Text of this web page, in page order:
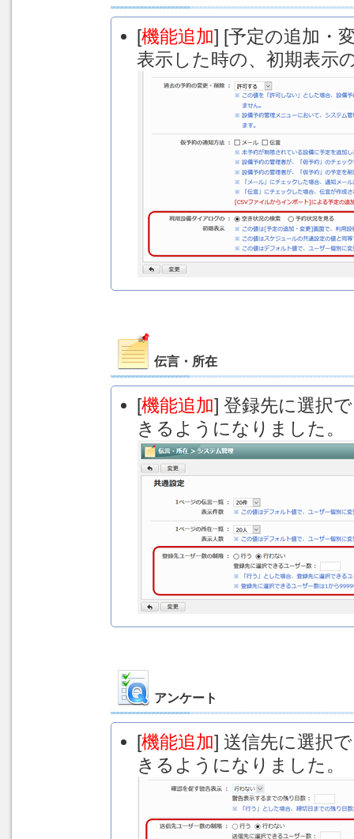
[機能追加] [予定の追加・
表示した時の、初期表示
伝言・所在
[機能追加] 登録先に選択
きるようになりました。
アンケート
[機能追加] 送信先に選択
きるようになりました。